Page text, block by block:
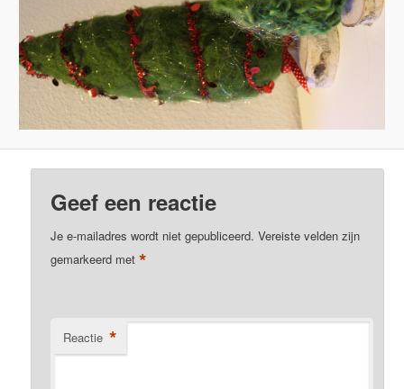
Geef een reactie
Je e-mailadres wordt niet gepubliceerd. Vereiste velden zijn
gemarkeerd met*
Reactie *